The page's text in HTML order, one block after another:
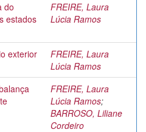
do
estados
FREIRE, Laura
Lúcia Ramos
exterior
FREIRE, Laura
Lúcia Ramos
FREIRE, Laura
Lúcia Ramos;
BARROSO, Liliane
Cordeiro